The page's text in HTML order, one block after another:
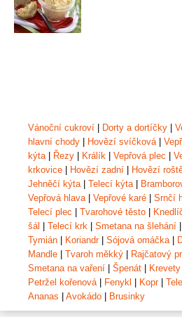
Vánoční cukroví Dorty a dortíčky
hlavní chody
Hovězí svíčková
kýta
Řezy Králík Vepřová plec
krkovice
Hovězí zadní Hovězí
Jehněčí kýta
Telecí kýta
Vepřová hlava
Vepřové karé Srnčí
Telecí plec
Tvarohové těsto
šál
Telecí krk Smetana na šlehání
Tymián
Koriandr| Sójová omáčka
Mandle
Tvaroh měkký Rajčatový
Smetana na vaření
Špenát Krevety
Petržel kořenová
Fenykl Kopr|
Ananas
Avokádo Brusinky